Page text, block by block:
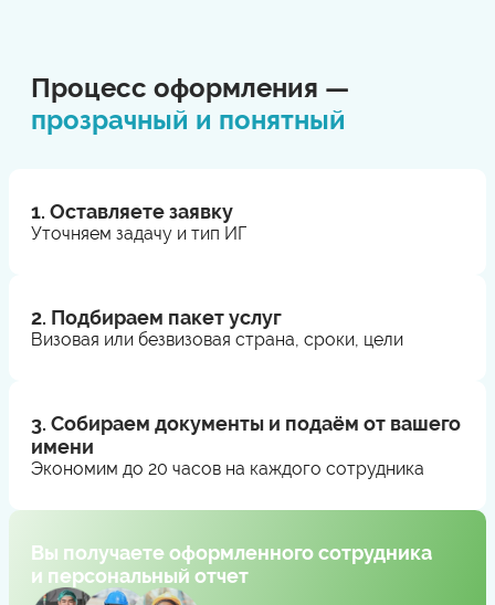
Процесс оформления —
прозрачный и понятный
1. Оставляете заявку
Уточняем задачу и тип ИГ
2. Подбираем пакет услуг
Визовая или безвизовая страна, сроки, цели
3. Собираем документы и подаём от вашего
имени
Экономим до 20 часов на каждого сотрудника
Вы получаете оформленного сотрудника
и персональный отчет